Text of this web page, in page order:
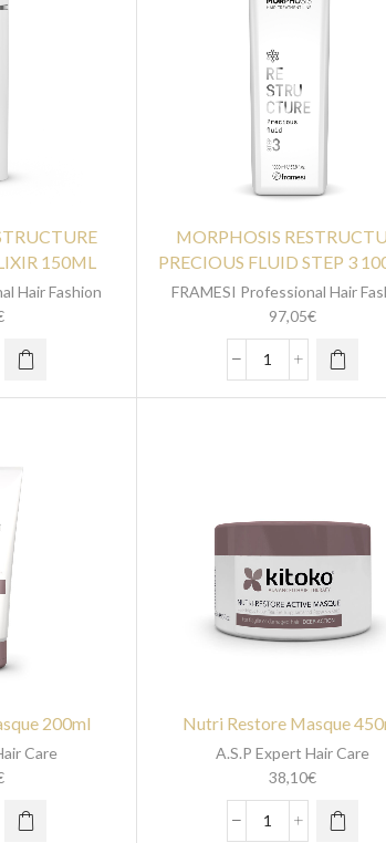
150ML
Hair Fashion
MORPHOSIS
PRECIOUS FLUID STEP 3
FRAMESI Professional Hair
97,05€
200ml
Care
Nutri Restore Masque
A.S.P Expert Hair Care
38,10€